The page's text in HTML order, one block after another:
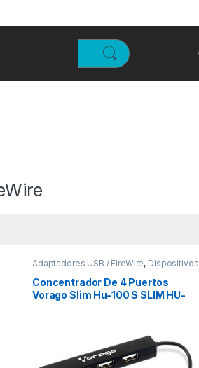
Adaptadores USB / FireWire, Dispositivos
Concentrador De 4 Puertos
Vorago Slim Hu-100 S SLIM HU-